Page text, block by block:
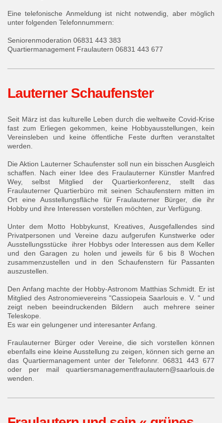
Eine telefonische Anmeldung ist nicht notwendig, aber möglich
unter folgenden Telefonnummern:
Seniorenmoderation 06831 443 383
Quartiermanagement Fraulautern 06831 443 677
Lauterner Schaufenster
Seit März ist das kulturelle Leben durch die weltweite Covid-Krise
fast zum Erliegen gekommen, keine Hobbyausstellungen, kein
Vereinsleben und keine öffentliche Feste durften veranstaltet
werden.
Die Aktion Lauterner Schaufenster soll nun ein bisschen Ausgleich
schaffen. Nach einer Idee des Fraulauterner Künstler Manfred
Wey, selbst Mitglied der Quartierkonferenz, stellt das
Fraulauterner Quartierbüro mit seinen Schaufenstern mitten im
Ort eine Ausstellungsfläche für Fraulauterner Bürger, die ihr
Hobby und ihre Interessen vorstellen möchten, zur Verfügung.
Unter dem Motto Hobbykunst, Kreatives, Ausgefallendes sind
Privatpersonen und Vereine dazu aufgerufen Kunstwerke oder
Ausstellungsstücke ihrer Hobbys oder Interessen aus dem Keller
und den Garagen zu holen und jeweils für 6 bis 8 Wochen
zusammenzustellen und in den Schaufenstern für Passanten
auszustellen.
Den Anfang machte der Hobby-Astronom Matthias Schmidt. Er ist
Mitglied des Astronomievereins "Cassiopeia Saarlouis e. V. " und
zeigt neben beeindruckenden Bildern auch mehrere seiner
Teleskope.
Es war ein gelungener und interesanter Anfang.
Fraulauterner Bürger oder Vereine, die sich vorstellen können
ebenfalls eine kleine Ausstellung zu zeigen, können sich gerne an
das Quartiermanagement unter der Telefonnr. 06831 443 677
oder per mail quartiersmanagementfraulautern@saarlouis.de
wenden.